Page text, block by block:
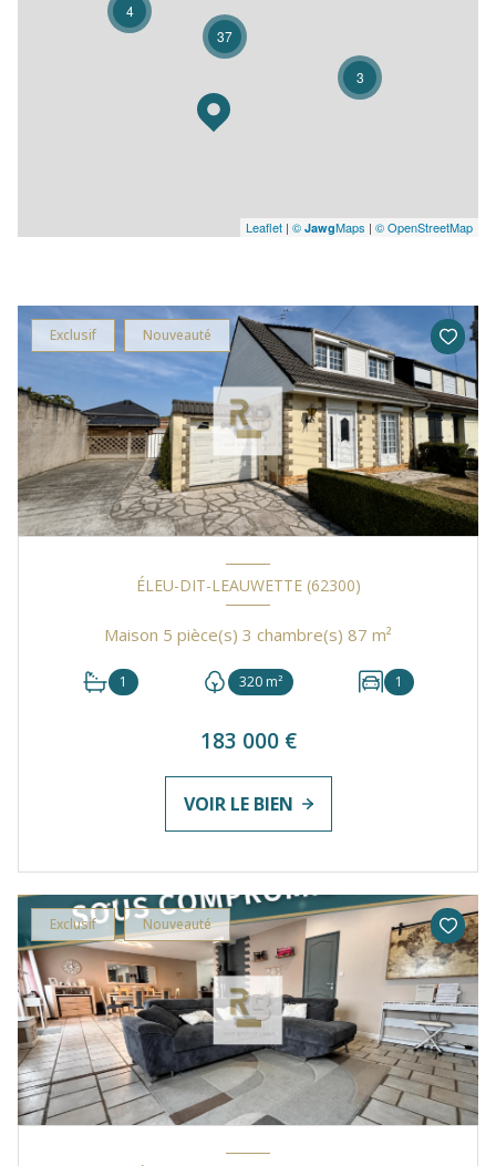
3
4
37
Leaflet | © JawgMaps | © OpenStreetMap
Exclusif Nouveauté
ÉLEU-DIT-LEAUWETTE (62300)
Maison 5 pièce(s) 3 chambre(s) 87 m²
1 320 m² 1
183 000 €
VOIR LE BIEN
Exclusif Nouveauté